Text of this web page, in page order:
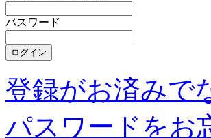
パスワード
登録がお済みで
パスワードをお